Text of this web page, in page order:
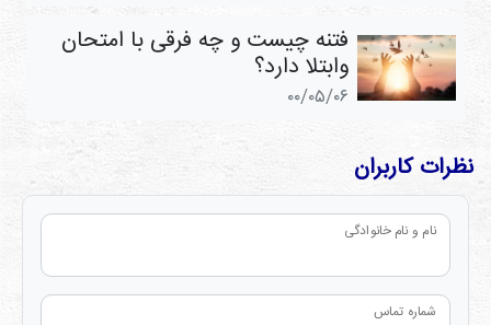
فتنه چیست و چه فرقی با امتحان
وابتلا دارد؟
۰۰/۰۵/۰۶
نظرات کاربران
نام و نام خانوادگی
شماره تماس